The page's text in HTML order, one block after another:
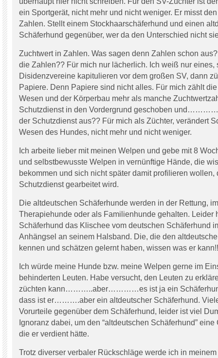
ein Sportgerät, nicht mehr und nicht weniger. Er misst
Zahlen. Stellt einem Stockhaarschäferhund und einen
Schäferhund gegenüber, wer da den Unterschied nicht
Zuchtwert in Zahlen. Was sagen denn Zahlen schon
die Zahlen?? Für mich nur lächerlich. Ich weiß nur eines,
Disidenzvereine kapitulieren vor dem großen SV, dann
Papiere. Denn Papiere sind nicht alles. Für mich zählt
Wesen und der Körperbau mehr als manche
Schutzdienst in den Vordergrund geschoben
der Schutzdienst aus?? Für mich als Züchter, verändert
Wesen des Hundes, nicht mehr und nicht weniger.
Ich arbeite lieber mit meinen Welpen und gebe mit 8
und selbstbewusste Welpen in vernünftige Hände, die
bekommen und sich nicht später damit profilieren wollen,
Schutzdienst gearbeitet wird.
Die altdeutschen Schäferhunde werden in der Rettung,
Therapiehunde oder als Familienhunde gehalten. Leider
Schäferhund das Klischee vom deutschen Schäferhund
Anhängsel an seinem Halsband. Die, die den
kennen und schätzen gelernt haben, wissen was er kann!!
Ich würde meine Hunde bzw. meine Welpen gerne im
behinderten Leuten. Habe versucht, den Leuten zu
züchten kann………..aber…………es ist ja ein
dass ist er……….aber ein altdeutscher Schäferhund.
Vorurteile gegenüber dem Schäferhund, leider ist viel
Ignoranz dabei, um den “altdeutschen Schäferhund”
die er verdient hätte.
Trotz diverser verbaler Rückschläge werde ich in